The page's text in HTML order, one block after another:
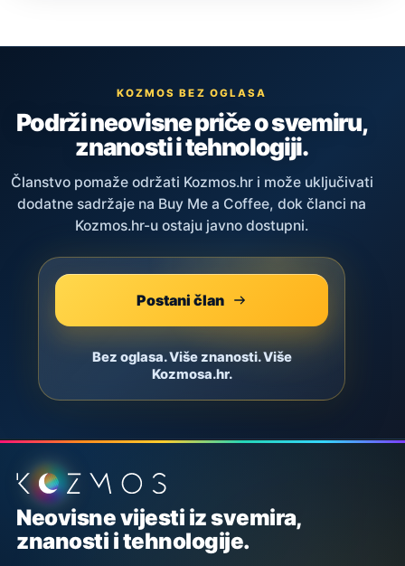
KOZMOS BEZ OGLASA
Podrži neovisne priče o svemiru,
znanosti i tehnologiji.
Članstvo pomaže održati Kozmos.hr i može uključivati
dodatne sadržaje na Buy Me a Coffee, dok članci na
Kozmos.hr-u ostaju javno dostupni.
Postani član
Bez oglasa. Više znanosti. Više
Kozmosa.hr.
Podnožje stranice
Neovisne vijesti iz svemira,
znanosti i tehnologije.